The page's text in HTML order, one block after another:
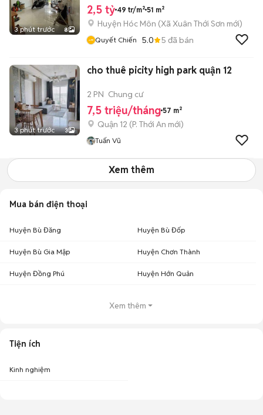
3 phút trước 8
2,5 tỷ 49 tr/m² 51 m²
Huyện Hóc Môn (Xã Xuân Thới Sơn mới)
Quyết Chiến 5.0 5 đã bán
3 phút trước 3
cho thuê picity high park quận 12
2 PN Chung cư
7,5 triệu/tháng 57 m²
Quận 12 (P. Thới An mới)
Tuấn Vũ
Xem thêm
Mua bán điện thoại
Huyện Bù Đăng Huyện Bù Đốp
Huyện Bù Gia Mập Huyện Chơn Thành
Huyện Đồng Phú Huyện Hớn Quản
Xem thêm
Tiện ích
Kinh nghiệm